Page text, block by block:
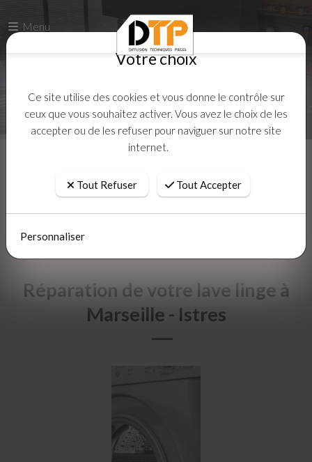
Menu
Réparation de votre lave linge à
Marseille - Istres
Votre choix
Ce site utilise des cookies et vous donne le contrôle sur
ceux que vous souhaitez activer. Vous avez le choix de les
accepter ou de les refuser pour naviguer sur notre site
internet.
Tout Refuser Tout Accepter
Personnaliser
Votre choix
Ce site utilise des cookies et vous donne le contrôle sur
accepter ou de les refuser pour naviguer sur notre site
internet.
Tout Refuser
Personnaliser